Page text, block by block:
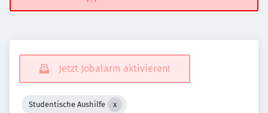
Jetzt Jobalarm aktivieren!
Studentische Aushilfe